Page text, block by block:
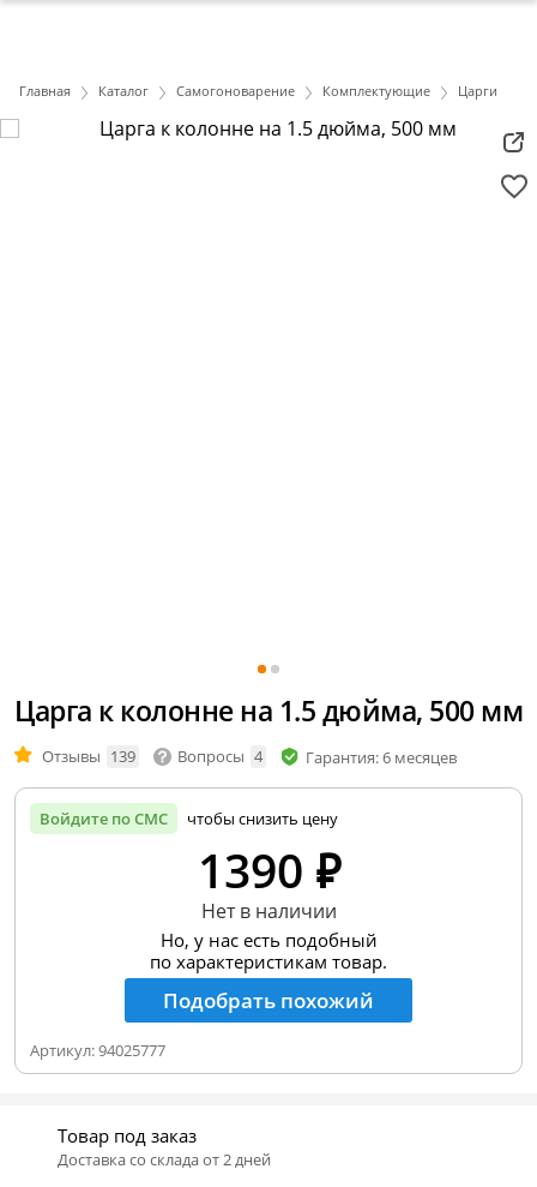
Главная Каталог Самогоноварение Комплектующие Царги
Царга к колонне на 1.5 дюйма, 500 мм
Отзывы 139 Вопросы 4 Гарантия: 6 месяцев
Войдите по СМС чтобы снизить цену
1390 ₽
Нет в наличии
Но, у нас есть подобный
по характеристикам товар.
Подобрать похожий
Артикул:94025777
Товар под заказ
Доставка со склада от 2 дней